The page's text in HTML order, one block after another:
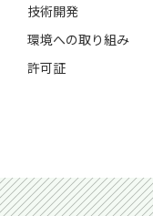
技術開発
環境への取り組み
許可証